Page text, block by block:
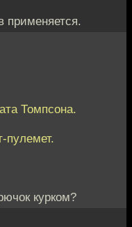
применяется.
Томпсона.
пулемет.
курком?